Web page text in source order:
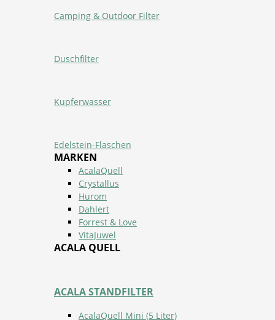
Camping & Outdoor Filter
Duschfilter
Kupferwasser
Edelstein-Flaschen
MARKEN
AcalaQuell
Crystallus
Hurom
Dahlert
Forrest & Love
VitaJuwel
ACALA QUELL
ACALA STANDFILTER
AcalaQuell Mini (5 Liter)